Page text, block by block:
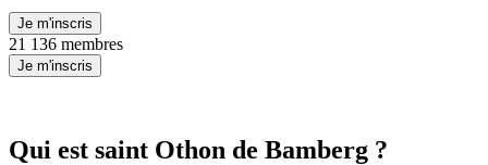
Je m'inscris
21 136 membres
Je m'inscris
Qui est saint Othon de Bamberg ?